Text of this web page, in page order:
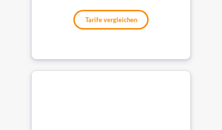
Tarife vergleichen